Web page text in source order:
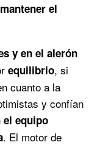
el
y en el alerón
equilibrio, si
cuanto a la
y confían
el equipo
. El motor de